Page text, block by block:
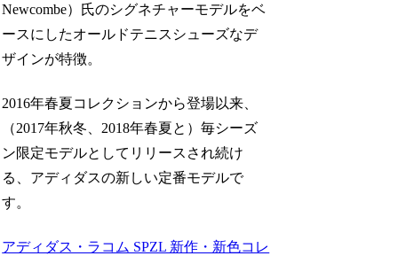
Newcombe）氏のシグネチャーモデルをベ
ースにしたオールドテニスシューズなデ
ザインが特徴。
2016年春夏コレクションから登場以来、
（2017年秋冬、2018年春夏と）毎シーズ
ン限定モデルとしてリリースされ続け
る、アディダスの新しい定番モデルで
す。
アディダス・ラコム SPZL 新作・新色コレ